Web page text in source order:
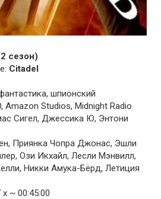
сезон)
Citadel
шпионский
Studios, Midnight Radio
Сигел, Джессика Ю, Энтони
Приянка Чопра Джонас, Эшли
Ози Икхайл, Лесли Мэнвилл,
Никки Амука-Бёрд, Летиция
~ 00:45:00